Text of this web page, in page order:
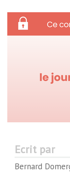
Ecrit par
Bernard